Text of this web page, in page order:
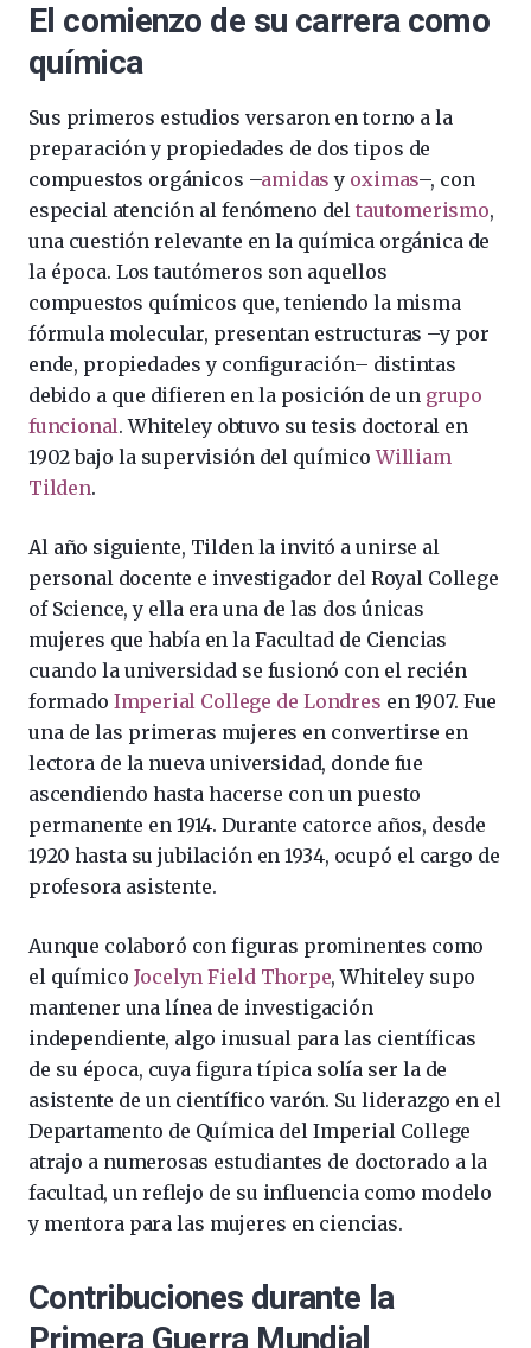
El comienzo de su carrera como
química
Sus primeros estudios versaron en torno a la
preparación y propiedades de dos tipos de
compuestos orgánicos –amidas y oximas–, con
especial atención al fenómeno deltautomerismo,
una cuestión relevante en la química orgánica de
la época. Los tautómeros son aquellos
compuestos químicos que, teniendo la misma
fórmula molecular, presentan estructuras –y por
ende, propiedades y configuración– distintas
debido a que difieren en la posición de un grupo
funcional. Whiteley obtuvo su tesis doctoral en
1902 bajo la supervisión del químicoWilliam
Tilden.
Al año siguiente, Tilden la invitó a unirse al
personal docente e investigador del Royal College
of Science, y ella era una de las dos únicas
mujeres que había en la Facultad de Ciencias
cuando la universidad se fusionó con el recién
formado Imperial College de Londres en 1907. Fue
una de las primeras mujeres en convertirse en
lectora de la nueva universidad, donde fue
ascendiendo hasta hacerse con un puesto
permanente en 1914. Durante catorce años, desde
1920 hasta su jubilación en 1934, ocupó el cargo de
profesora asistente.
Aunque colaboró con figuras prominentes como
el químico Jocelyn Field Thorpe, Whiteley supo
mantener una línea de investigación
independiente, algo inusual para las científicas
de su época, cuya figura típica solía ser la de
asistente de un científico varón. Su liderazgo en el
Departamento de Química del Imperial College
atrajo a numerosas estudiantes de doctorado a la
facultad, un reflejo de su influencia como modelo
y mentora para las mujeres en ciencias.
Contribuciones durante la
Primera Guerra Mundial